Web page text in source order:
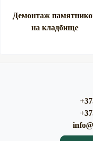
Демонтаж
на кладбище